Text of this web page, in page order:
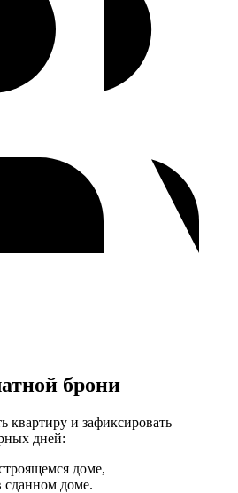
брони
квартиру и зафиксировать
дней:
доме,
сданном доме.